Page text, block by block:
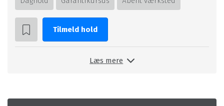
Tilmeld hold
Læs mere